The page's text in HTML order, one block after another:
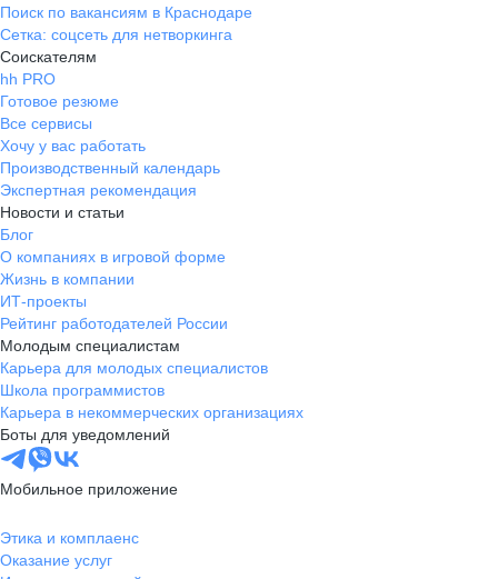
Поиск по вакансиям в Краснодаре
Сетка: соцсеть для нетворкинга
Соискателям
hh PRO
Готовое резюме
Все сервисы
Хочу у вас работать
Производственный календарь
Экспертная рекомендация
Новости и статьи
Блог
О компаниях в игровой форме
Жизнь в компании
ИТ-проекты
Рейтинг работодателей России
Молодым специалистам
Карьера для молодых специалистов
Школа программистов
Карьера в некоммерческих организациях
Боты для уведомлений
Мобильное приложение
Этика и комплаенс
Оказание услуг